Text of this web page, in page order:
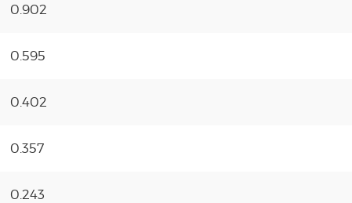
0.902
0.595
0.402
0.357
0.243